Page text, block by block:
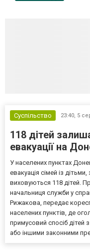
Суспільство 23:40, 5
118 дітей
евакуації на
У населених пунктах
евакуація сімей із
виховуються 118 дітей.
начальниця служби у
Рижакова, передає
населених пунктів, де
примусовий спосіб дітей
або іншими законними